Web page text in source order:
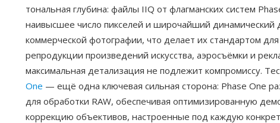
тональная глубина: файлы IIQ от флагманских систем
наивысшее число пикселей и широчайший динамический
коммерческой фотографии, что делает их стандартом
репродукции произведений искусства, аэросъёмки и
максимальная детализация не подлежит компромиссу.
One — ещё одна ключевая сильная сторона: Phase One
для обработки RAW, обеспечивая оптимизированную
коррекцию объективов, настроенные под каждую